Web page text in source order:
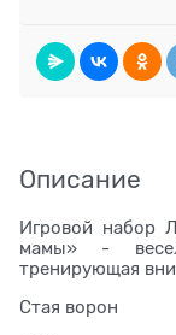
Описание
Игровой набор
мамы» -
тренирующая
Стая ворон